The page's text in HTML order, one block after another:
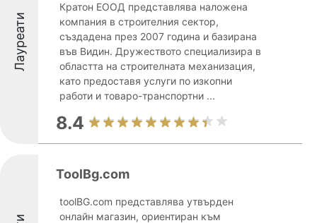
Лауреати
Кратон ЕООД представлява наложена
компания в строителния сектор,
създадена през 2007 година и базирана
във Видин. Дружеството специализира в
областта на строителната механизация,
като предоставя услуги по изкопни
работи и товаро-транспортни ...
8.4
ToolBg.com
toolBG.com представлява утвърден
онлайн магазин, ориентиран към